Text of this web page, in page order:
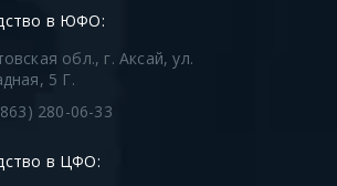
в ЮФО:
обл., г. Аксай, ул.
5 Г.
280-06-33
в ЦФО: